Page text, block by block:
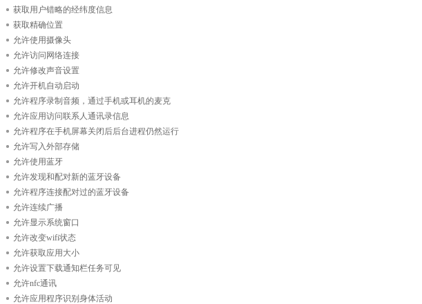
获取用户错略的经纬度信息
获取精确位置
允许使用摄像头
允许访问网络连接
允许修改声音设置
允许开机自动启动
允许程序录制音频，通过手机或耳机的麦克
允许应用访问联系人通讯录信息
允许程序在手机屏幕关闭后后台进程仍然运行
允许写入外部存储
允许使用蓝牙
允许发现和配对新的蓝牙设备
允许程序连接配对过的蓝牙设备
允许连续广播
允许显示系统窗口
允许改变wifi状态
允许获取应用大小
允许设置下载通知栏任务可见
允许nfc通讯
允许应用程序识别身体活动